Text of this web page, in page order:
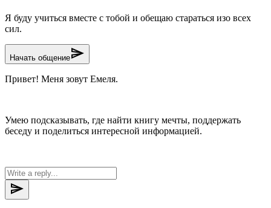
Я буду учиться вместе с тобой и обещаю стараться изо всех
сил.
Начать общениеsend
Привет! Меня зовут Емеля.
Умею подсказывать, где найти книгу мечты, поддержать
беседу и поделиться интересной информацией.
send